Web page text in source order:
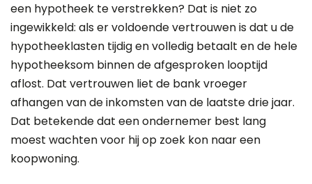
een hypotheek te verstrekken? Dat is niet zo
ingewikkeld: als er voldoende vertrouwen is dat u de
hypotheeklasten tijdig en volledig betaalt en de hele
hypotheeksom binnen de afgesproken looptijd
aflost. Dat vertrouwen liet de bank vroeger
afhangen van de inkomsten van de laatste drie jaar.
Dat betekende dat een ondernemer best lang
moest wachten voor hij op zoek kon naar een
koopwoning.